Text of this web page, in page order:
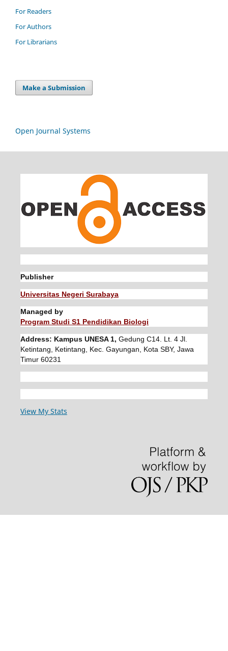
For Readers
For Authors
For Librarians
Make a Submission
Open Journal Systems
Publisher
Universitas Negeri Surabaya
Managed by
Program Studi S1 Pendidikan Biologi
Address: Kampus UNESA 1, Gedung C14. Lt. 4 Jl.
Ketintang, Ketintang, Kec. Gayungan, Kota SBY, Jawa
Timur 60231
View My Stats